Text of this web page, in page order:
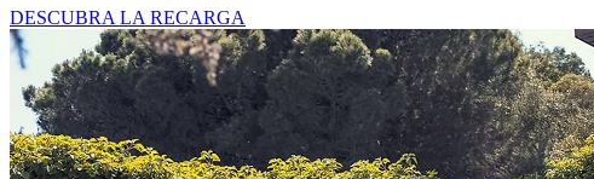
DESCUBRA LA RECARGA